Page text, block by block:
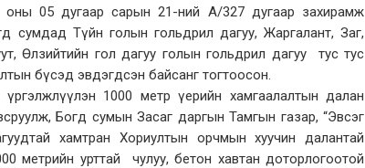
оны 05 дугаар сарын 21-ний А/327 дугаар захирамж
сумдад Түйн голын гольдрил дагуу, Жаргалант, Заг,
Өлзийтийн гол дагуу голын гольдрил дагуу тус тус
бүсэд эвдэгдсэн байсанг тогтоосон.
1000 метр үерийн хамгаалалтын далан
Богд сумын Засаг даргын Тамгын газар, “Эвсэг
хамтран Хориултын орчмын хуучин далантай
метрийн урттай чулуу, бетон хавтан доторлогоотой